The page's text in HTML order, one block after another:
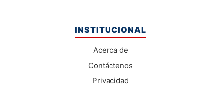
INSTITUCIONAL
Acerca de
Contáctenos
Privacidad